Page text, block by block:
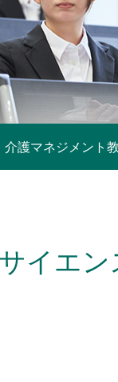
介護マネジメント
イエン